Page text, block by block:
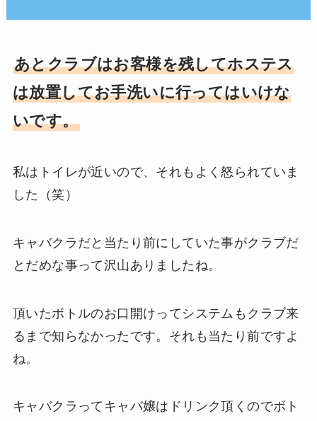
あとクラブはお客様を残してホステス
は放置してお手洗いに行ってはいけな
いです。
私はトイレが近いので、それもよく怒られていま
した（笑）
キャバクラだと当たり前にしていた事がクラブだ
とだめな事って沢山ありましたね。
頂いたボトルのお口開けってシステムもクラブ来
るまで知らなかったです。それも当たり前ですよ
ね。
キャバクラってキャバ嬢はドリンク頂くのでボト